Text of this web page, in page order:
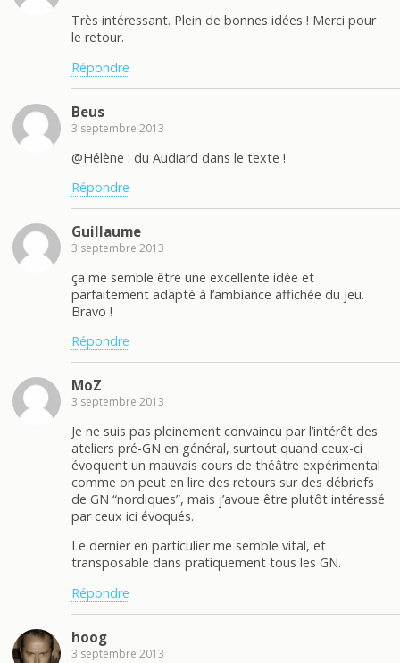
Très intéressant. Plein de bonnes idées ! Merci pour
le retour.
Répondre
Beus
3 septembre 2013
@Hélène : du Audiard dans le texte !
Répondre
Guillaume
3 septembre 2013
ça me semble être une excellente idée et
parfaitement adapté à l’ambiance affichée du jeu.
Bravo !
Répondre
MoZ
3 septembre 2013
Je ne suis pas pleinement convaincu par l’intérêt des
ateliers pré-GN en général, surtout quand ceux-ci
évoquent un mauvais cours de théâtre expérimental
comme on peut en lire des retours sur des débriefs
de GN “nordiques”, mais j’avoue être plutôt intéressé
par ceux ici évoqués.
Le dernier en particulier me semble vital, et
transposable dans pratiquement tous les GN.
Répondre
hoog
3 septembre 2013